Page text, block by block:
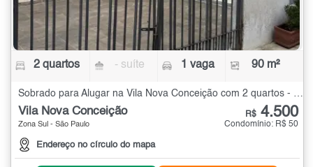
2 quartos - suíte 1 vaga 90 m²
Vila Nova Conceição
Zona Sul - São Paulo
Endereço no círculo do mapa
R$ 4.500
Condomínio: R$ 50